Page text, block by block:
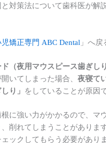
対策法について歯科医が解
矯正専門 ABC Dental 」へ戻
（夜用マウスピース歯ぎしり
いてしまった場合、 夜寝て
り」
をしていることが原因
に強い力がかかるので、マ
削れてしまうことがありま
ックしてもらう必要がありま